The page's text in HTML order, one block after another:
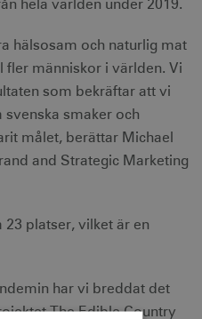
hela världen under 2019.
hälsosam och naturlig mat
fler människor i världen. Vi
som bekräftar att vi
svenska smaker och
målet, berättar Michael
and Strategic Marketing
23 platser, vilket är en
har vi breddat det
The Edible Country